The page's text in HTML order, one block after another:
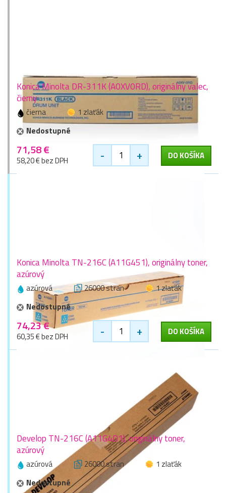
Konica Minolta DR-311K (A0XV0RD), originálny valec,
čierny
čierna
1 zlaťák
Nedostupné
71,58 €
58,20 € bez DPH - + DO KOŠÍKA
Konica Minolta TN-216C (A11G451), originálny toner,
azúrový
azúrová 26000 stran
1 zlaťák
Nedostupné
74,23 €
60,35 € bez DPH - + DO KOŠÍKA
Develop TN-216C (A11G4D1), originálny toner,
azúrový
azúrová 26000 stran
1 zlaťák
Nedostupné